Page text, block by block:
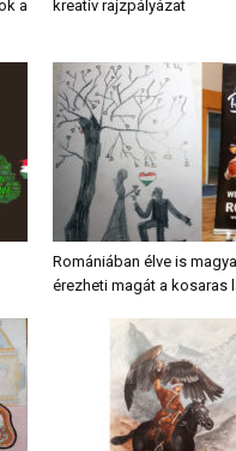
a
kreatív rajzpályázat
Romániában élve is
érezheti magát a kosaras